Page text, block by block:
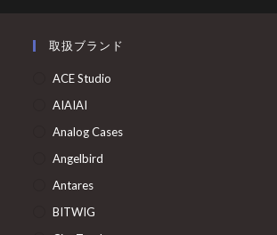
取扱ブランド
ACE Studio
AIAIAI
Analog Cases
Angelbird
Antares
BITWIG